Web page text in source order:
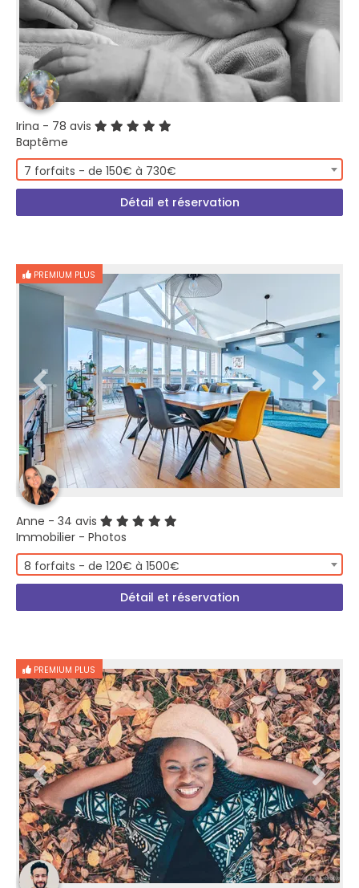
Irina - 78 avis
Baptême
7 forfaits - de 150€ à 730€
Détail et réservation
PREMIUM PLUS
Anne - 34 avis
Immobilier - Photos
8 forfaits - de 120€ à 1500€
Détail et réservation
PREMIUM PLUS